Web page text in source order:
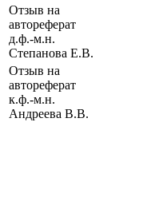
Отзыв на
автореферат
д.ф.-м.н.
Степанова Е.В.
Отзыв на
автореферат
к.ф.-м.н.
Андреева В.В.